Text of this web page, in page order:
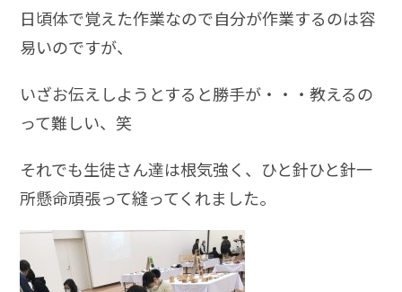
日頃体で覚えた作業なので自分が作業するのは容
易いのですが、
いざお伝えしようとすると勝手が・・・教えるの
って難しい、笑
それでも生徒さん達は根気強く、ひと針ひと針一
所懸命頑張って縫ってくれました。